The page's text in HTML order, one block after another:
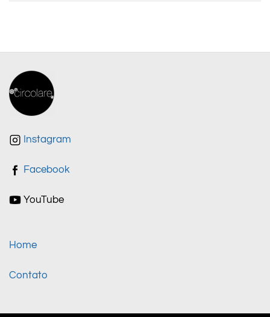
Instagram
Facebook
YouTube
Home
Contato